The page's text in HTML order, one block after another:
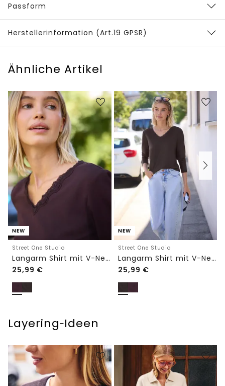
Passform
Herstellerinformation (Art.19 GPSR)
Ähnliche Artikel
NEW
Street One Studio
Langarm Shirt mit V-Neck und Spitze
25,99 €
NEW
Street One Studio
Langarm Shirt mit V-Neck und Spitze
25,99 €
Layering‑Ideen